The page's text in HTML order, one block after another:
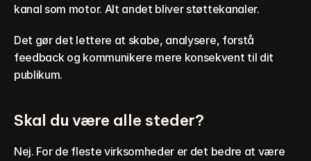
kanal som motor. Alt andet bliver støttekanaler.
Det gør det lettere at skabe, analysere, forstå
feedback og kommunikere mere konsekvent til dit
publikum.
Skal du være alle steder?
Nej. For de fleste virksomheder er det bedre at være